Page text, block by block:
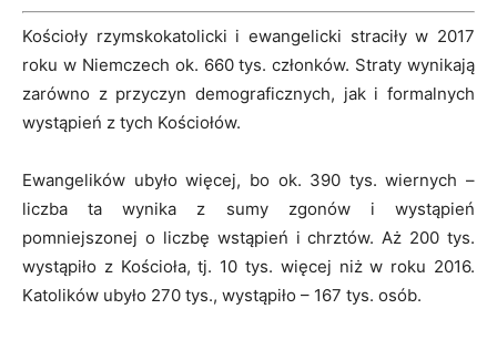
Kościoły rzymskokatolicki i ewangelicki straciły w 2017
roku w Niemczech ok. 660 tys. członków. Straty wynikają
zarówno z przyczyn demograficznych, jak i formalnych
wystąpień z tych Kościołów.
Ewangelików ubyło więcej, bo ok. 390 tys. wiernych –
liczba ta wynika z sumy zgonów i wystąpień
pomniejszonej o liczbę wstąpień i chrztów. Aż 200 tys.
wystąpiło z Kościoła, tj. 10 tys. więcej niż w roku 2016.
Katolików ubyło 270 tys., wystąpiło – 167 tys. osób.